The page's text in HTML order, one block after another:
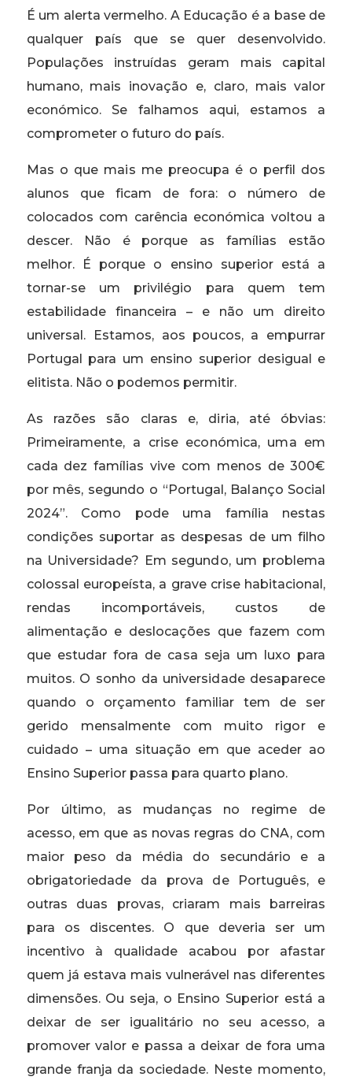
É um alerta vermelho. A Educação é a base de
qualquer país que se quer desenvolvido.
Populações instruídas geram mais capital
humano, mais inovação e, claro, mais valor
económico. Se falhamos aqui, estamos a
comprometer o futuro do país.
Mas o que mais me preocupa é o perfil dos
alunos que ficam de fora: o número de
colocados com carência económica voltou a
descer. Não é porque as famílias estão
melhor. É porque o ensino superior está a
tornar-se um privilégio para quem tem
estabilidade financeira – e não um direito
universal. Estamos, aos poucos, a empurrar
Portugal para um ensino superior desigual e
elitista. Não o podemos permitir.
As razões são claras e, diria, até óbvias:
Primeiramente, a crise económica, uma em
cada dez famílias vive com menos de 300€
por mês, segundo o “Portugal, Balanço Social
2024”. Como pode uma família nestas
condições suportar as despesas de um filho
na Universidade? Em segundo, um problema
colossal europeísta, a grave crise habitacional,
rendas incomportáveis, custos de
alimentação e deslocações que fazem com
que estudar fora de casa seja um luxo para
muitos. O sonho da universidade desaparece
quando o orçamento familiar tem de ser
gerido mensalmente com muito rigor e
cuidado – uma situação em que aceder ao
Ensino Superior passa para quarto plano.
Por último, as mudanças no regime de
acesso, em que as novas regras do CNA, com
maior peso da média do secundário e a
obrigatoriedade da prova de Português, e
outras duas provas, criaram mais barreiras
para os discentes. O que deveria ser um
incentivo à qualidade acabou por afastar
quem já estava mais vulnerável nas diferentes
dimensões. Ou seja, o Ensino Superior está a
deixar de ser igualitário no seu acesso, a
promover valor e passa a deixar de fora uma
grande franja da sociedade. Neste momento,